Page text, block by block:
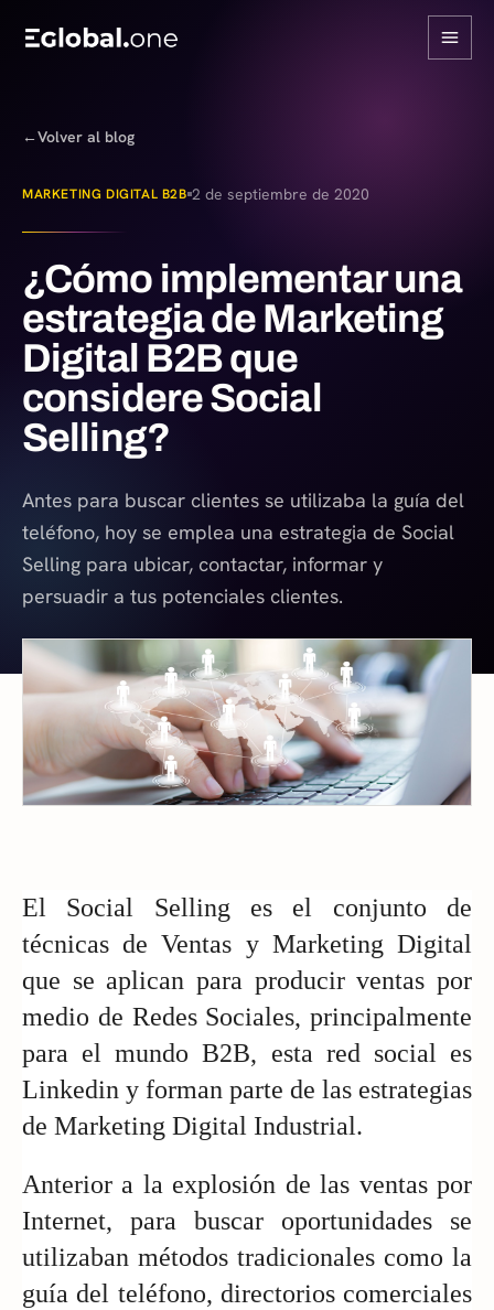
←Volver al blog
MARKETING DIGITAL B2B 2 de septiembre de 2020
¿Cómo implementar una
estrategia de Marketing
Digital B2B que
considere Social
Selling?
Antes para buscar clientes se utilizaba la guía del
teléfono, hoy se emplea una estrategia de Social
Selling para ubicar, contactar, informar y
persuadir a tus potenciales clientes.
El Social Selling es el conjunto de
técnicas de Ventas y Marketing Digital
que se aplican para producir ventas por
medio de Redes Sociales, principalmente
para el mundo B2B, esta red social es
Linkedin y forman parte de las estrategias
de Marketing Digital Industrial.
Anterior a la explosión de las ventas por
Internet, para buscar oportunidades se
utilizaban métodos tradicionales como la
guía del teléfono, directorios comerciales